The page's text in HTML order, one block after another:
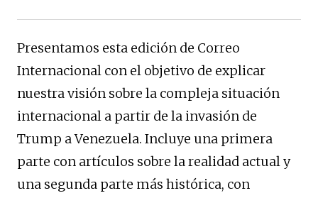
Presentamos esta edición de Correo
Internacional con el objetivo de explicar
nuestra visión sobre la compleja situación
internacional a partir de la invasión de
Trump a Venezuela. Incluye una primera
parte con artículos sobre la realidad actual y
una segunda parte más histórica, con